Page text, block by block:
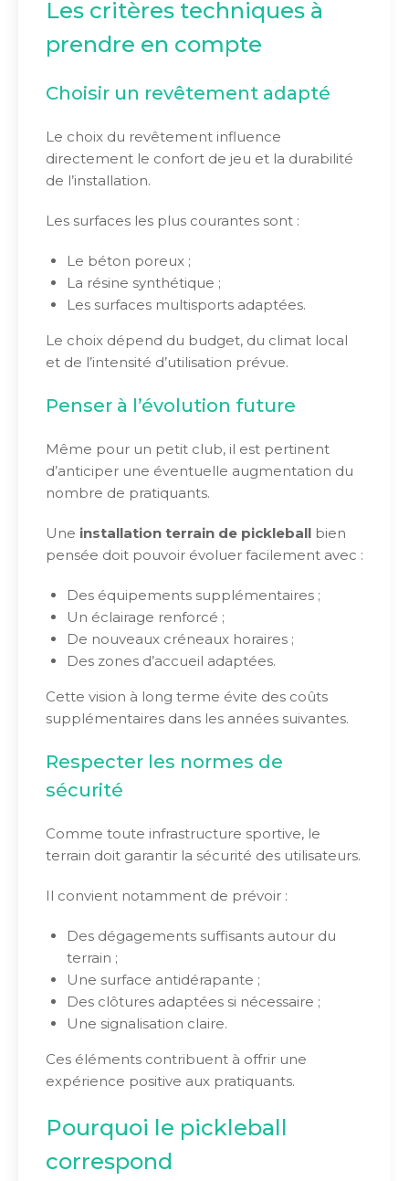
Les critères techniques à
prendre en compte
Choisir un revêtement adapté
Le choix du revêtement influence
directement le confort de jeu et la durabilité
de l’installation.
Les surfaces les plus courantes sont :
Le béton poreux ;
La résine synthétique ;
Les surfaces multisports adaptées.
Le choix dépend du budget, du climat local
et de l’intensité d’utilisation prévue.
Penser à l’évolution future
Même pour un petit club, il est pertinent
d’anticiper une éventuelle augmentation du
nombre de pratiquants.
Une installation terrain de pickleball bien
pensée doit pouvoir évoluer facilement avec :
Des équipements supplémentaires ;
Un éclairage renforcé ;
De nouveaux créneaux horaires ;
Des zones d’accueil adaptées.
Cette vision à long terme évite des coûts
supplémentaires dans les années suivantes.
Respecter les normes de
sécurité
Comme toute infrastructure sportive, le
terrain doit garantir la sécurité des utilisateurs.
Il convient notamment de prévoir :
Des dégagements suffisants autour du
terrain ;
Une surface antidérapante ;
Des clôtures adaptées si nécessaire ;
Une signalisation claire.
Ces éléments contribuent à offrir une
expérience positive aux pratiquants.
Pourquoi le pickleball
correspond